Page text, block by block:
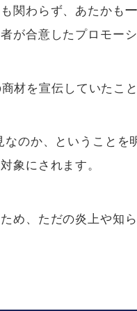
関わらず、あたかも
合意したプロモー
材を宣伝していたこ
のか、ということを
象にされます。
め、ただの炎上や知